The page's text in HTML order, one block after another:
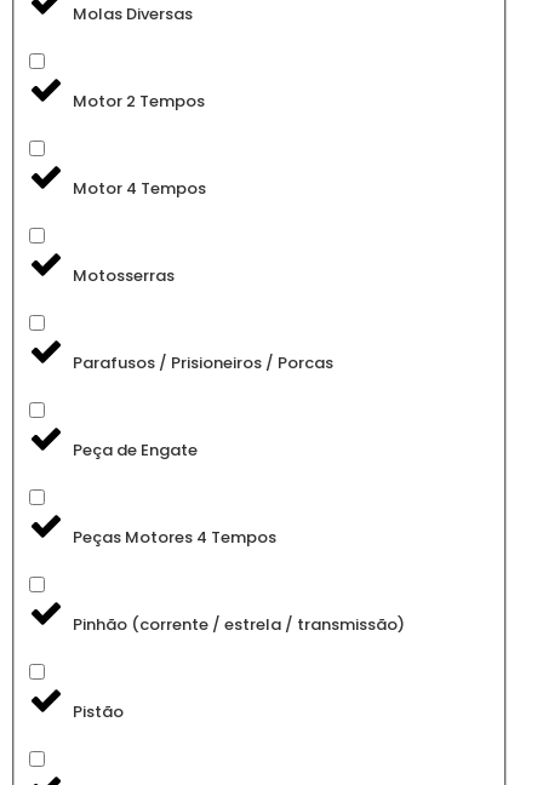
Molas Diversas
Motor 2 Tempos
Motor 4 Tempos
Motosserras
Parafusos / Prisioneiros / Porcas
Peça de Engate
Peças Motores 4 Tempos
Pinhão (corrente / estrela / transmissão)
Pistão